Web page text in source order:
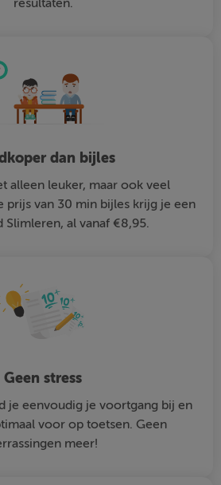
resultaten.
dan bijles
alleen leuker, maar ook veel
prijs van 30 min bijles krijg je een
Slimleren, al vanaf €8,95.
Geen stress
je eenvoudig je voortgang bij en
voor op toetsen. Geen
meer!